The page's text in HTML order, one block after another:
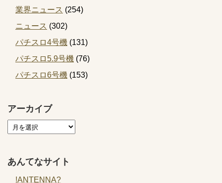
業界ニュース (254)
ニュース (302)
パチスロ4号機 (131)
パチスロ5.9号機 (76)
パチスロ6号機 (153)
アーカイブ
あんてなサイト
!ANTENNA?